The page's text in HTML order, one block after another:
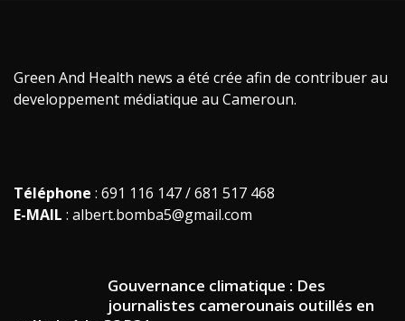
Green And Health news a été crée afin de contribuer au
developpement médiatique au Cameroun.
Téléphone : 691 116 147 / 681 517 468
E-MAIL : albert.bomba5@gmail.com
Gouvernance climatique : Des
journalistes camerounais outillés en